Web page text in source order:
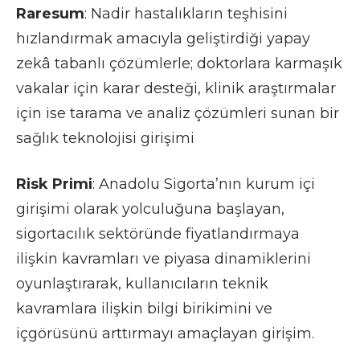
Raresum: Nadir hastalıkların teşhisini
hızlandırmak amacıyla geliştirdiği yapay
zekâ tabanlı çözümlerle; doktorlara karmaşık
vakalar için karar desteği, klinik araştırmalar
için ise tarama ve analiz çözümleri sunan bir
sağlık teknolojisi girişimi
Risk Primi: Anadolu Sigorta’nın kurum içi
girişimi olarak yolculuğuna başlayan,
sigortacılık sektöründe fiyatlandırmaya
ilişkin kavramları ve piyasa dinamiklerini
oyunlaştırarak, kullanıcıların teknik
kavramlara ilişkin bilgi birikimini ve
içgörüsünü arttırmayı amaçlayan girişim.